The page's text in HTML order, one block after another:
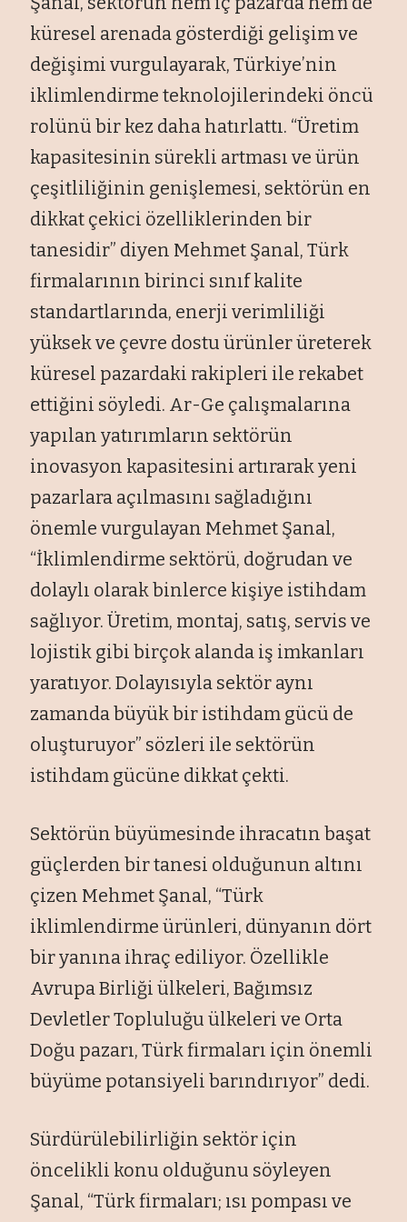
küresel arenada gösterdiği gelişim ve
değişimi vurgulayarak, Türkiye’nin
iklimlendirme teknolojilerindeki öncü
rolünü bir kez daha hatırlattı. “Üretim
kapasitesinin sürekli artması ve ürün
çeşitliliğinin genişlemesi, sektörün en
dikkat çekici özelliklerinden bir
tanesidir” diyen Mehmet Şanal, Türk
firmalarının birinci sınıf kalite
standartlarında, enerji verimliliği
yüksek ve çevre dostu ürünler üreterek
küresel pazardaki rakipleri ile rekabet
ettiğini söyledi. Ar-Ge çalışmalarına
yapılan yatırımların sektörün
inovasyon kapasitesini artırarak yeni
pazarlara açılmasını sağladığını
önemle vurgulayan Mehmet Şanal,
“İklimlendirme sektörü, doğrudan ve
dolaylı olarak binlerce kişiye istihdam
sağlıyor. Üretim, montaj, satış, servis ve
lojistik gibi birçok alanda iş imkanları
yaratıyor. Dolayısıyla sektör aynı
zamanda büyük bir istihdam gücü de
oluşturuyor” sözleri ile sektörün
istihdam gücüne dikkat çekti.
Sektörün büyümesinde ihracatın başat
güçlerden bir tanesi olduğunun altını
çizen Mehmet Şanal, “Türk
iklimlendirme ürünleri, dünyanın dört
bir yanına ihraç ediliyor. Özellikle
Avrupa Birliği ülkeleri, Bağımsız
Devletler Topluluğu ülkeleri ve Orta
Doğu pazarı, Türk firmaları için önemli
büyüme potansiyeli barındırıyor” dedi.
Sürdürülebilirliğin sektör için
öncelikli konu olduğunu söyleyen
Şanal, “Türk firmaları; ısı pompası ve